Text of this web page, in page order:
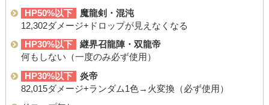
HP50%以下
魔龍剣・混沌
12,302ダメージ+ドロップが見えなくなる
HP30%以下
継界召龍陣・双龍帝
何もしない（一度のみ必ず使用）
HP30%以下
炎帝
82,015ダメージ+ランダム1色→火変換（必ず使用）